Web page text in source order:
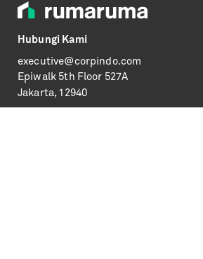
Hubungi Kami
executive@corpindo.com
Epiwalk 5th Floor 527A
Jakarta, 12940